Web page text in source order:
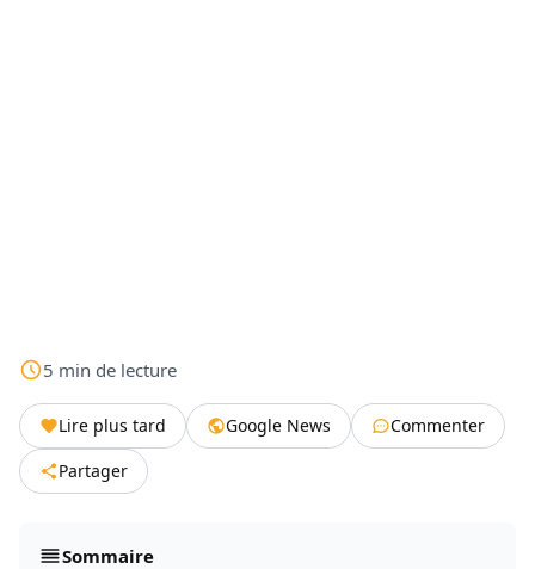
5 min de lecture
Lire plus tard Google News
Commenter
Partager
Sommaire